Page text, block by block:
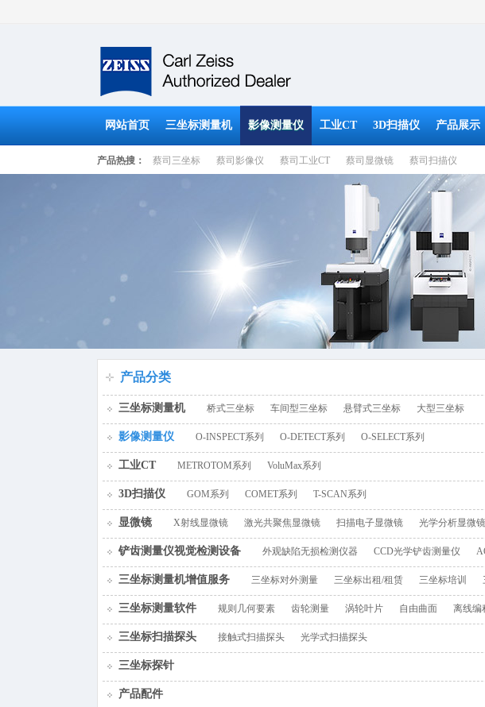
网站首页 三坐标测量机 影像测量仪 工业CT 3D扫描仪 产品展示
产品热搜： 蔡司三坐标 蔡司影像仪 蔡司工业CT 蔡司显微镜 蔡司扫描仪
百叶窗图片载入中
产品分类
三坐标测量机 桥式三坐标 车间型三坐标 悬臂式三坐标 大型三坐标
影像测量仪 O-INSPECT系列 O-DETECT系列 O-SELECT系列
工业CT METROTOM系列 VoluMax系列
3D扫描仪 GOM系列 COMET系列 T-SCAN系列
显微镜 X射线显微镜 激光共聚焦显微镜 扫描电子显微镜 光学分析显微镜
铲齿测量仪视觉检测设备 外观缺陷无损检测仪器 CCD光学铲齿测量仪
三坐标测量机增值服务 三坐标对外测量 三坐标出租/租赁 三坐标培训
三坐标测量软件 规则几何要素 齿轮测量 涡轮叶片 自由曲面 离线编
三坐标扫描探头 接触式扫描探头 光学式扫描探头
三坐标探针
产品配件